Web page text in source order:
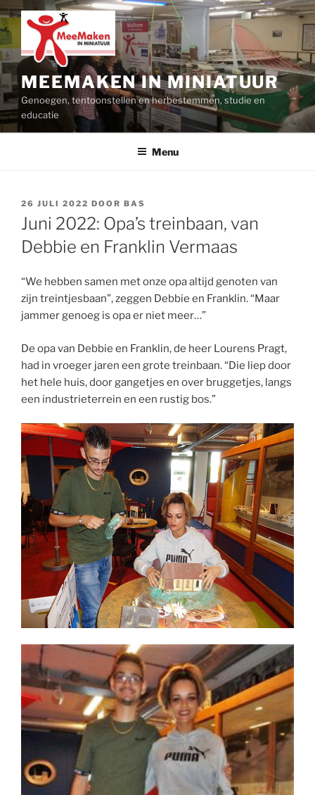
Ga
naar
de
inhoud
MEEMAKEN IN MINIATUUR
Genoegen, tentoonstellen en herbestemmen, studie en
educatie
Menu
GEPLAATST
OP
26 JULI 2022 DOOR BAS
Juni 2022: Opa’s treinbaan, van
Debbie en Franklin Vermaas
“We hebben samen met onze opa altijd genoten van
zijn treintjesbaan”, zeggen Debbie en Franklin. “Maar
jammer genoeg is opa er niet meer…”
De opa van Debbie en Franklin, de heer Lourens Pragt,
had in vroeger jaren een grote treinbaan. “Die liep door
het hele huis, door gangetjes en over bruggetjes, langs
een industrieterrein en een rustig bos.”